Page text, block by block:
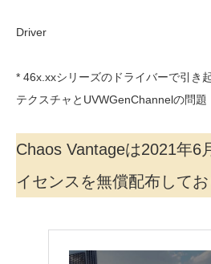
Driver
* 46x.xxシリーズのドライバーで引き
テクスチャとUVWGenChannelの問題
Chaos Vantageは2021年6
イセンスを無償配布してお